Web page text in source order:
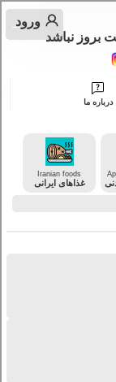
ورود
بروز نباشد
درباره ما
Iranian foods
غذاهای ایرانی